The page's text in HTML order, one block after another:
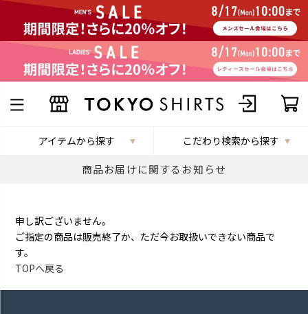
アイテムから探す こだわり検索から探す
商品お届けに関するお知らせ
申し訳ございません。
ご指定の商品は販売終了か、ただ今お取扱いできない商品で
す。
TOPへ戻る